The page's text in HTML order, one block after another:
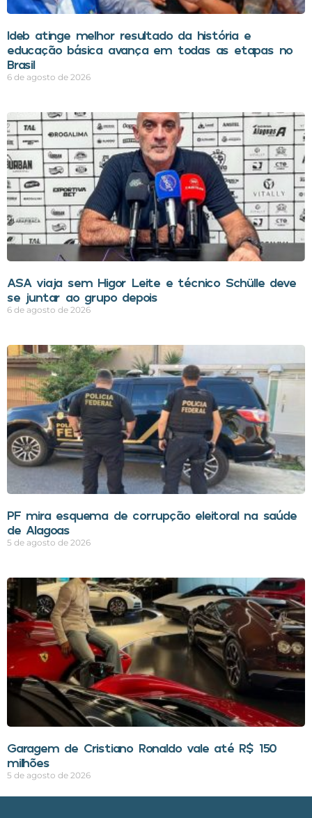
Ideb atinge melhor resultado da história e
educação básica avança em todas as etapas no
Brasil
6 de agosto de 2026
ASA viaja sem Higor Leite e técnico Schülle deve
se juntar ao grupo depois
6 de agosto de 2026
PF mira esquema de corrupção eleitoral na saúde
de Alagoas
5 de agosto de 2026
Garagem de Cristiano Ronaldo vale até R$ 150
milhões
5 de agosto de 2026